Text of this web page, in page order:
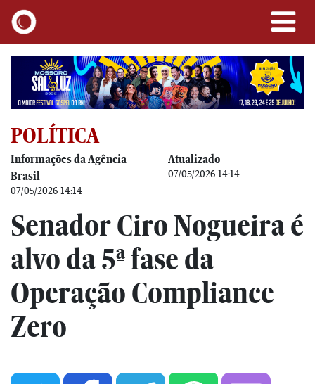
POLÍTICA
Informações da Agência
Brasil
07/05/2026 14:14
Atualizado
07/05/2026 14:14
Senador Ciro Nogueira é
alvo da 5ª fase da
Operação Compliance
Zero